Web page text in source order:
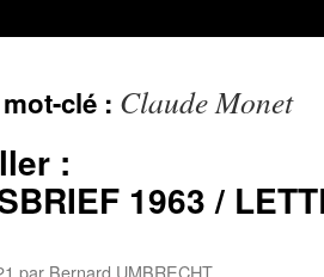
clé : Claude Monet
:
1963 /
par Bernard UMBRECHT